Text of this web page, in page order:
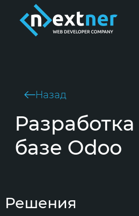
Назад
базе Odoo
Решения